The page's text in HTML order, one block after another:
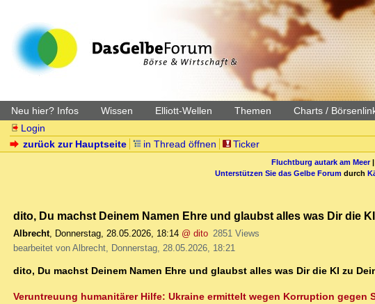
Neu hier? Infos Wissen Elliott-Wellen Themen Charts /
Login
zurück zur Hauptseite
in Thread öffnen Ticker
Fluchtburg autark am Meer|
Unterstützen Sie das Gelbe Forum durch
dito, Du machst Deinem Namen Ehre und glaubst alles was Dir die
Albrecht, Donnerstag, 28.05.2026, 18:14 @ dito 2851 Views
bearbeitet von Albrecht, Donnerstag, 28.05.2026, 18:21
dito, Du machst Deinem Namen Ehre und glaubst alles was Dir die KI zu
Veruntreuung humanitärer Hilfe: Ukraine ermittelt wegen Korruption gegen